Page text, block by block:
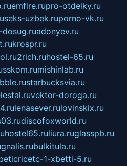
emfire.rupro-otdelky.ru
seks-uzbek.ruporno-vk.ru
adonyev.ru
krospr.ru
2rich.ruhostel-65.ru
mishinlab.ru
starbucksvia.ru
vektor-doroga.ru
lenasever.rulovinskix.ru
discofoxworld.ru
hostel65.ruliura.ruglasspb.ru
gnalis.rubulkitula.ru
1-xbetti-5.ru